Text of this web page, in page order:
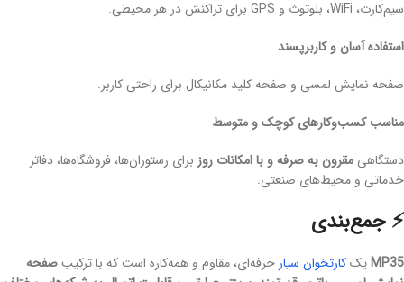
سیم‌کارت، WiFi، بلوتوث و GPS برای تراکنش در هر محیطی.
استفاده آسان و کاربرپسند
صفحه نمایش لمسی و صفحه کلید مکانیکال برای راحتی کاربر.
مناسب کسب‌وکارهای کوچک و متوسط
دستگاهی مقرون به صرفه و با امکانات روز برای رستوران‌ها، فروشگاه‌ها، دفاتر
خدماتی و محیط‌های صنعتی.
⚡ جمع‌بندی
MP35یککارتخوان سیار حرفه‌ای، مقاوم و همه‌کاره است که با ترکیبصفحه